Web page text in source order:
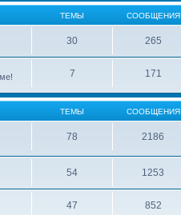
ТЕМЫ СООБЩЕНИЯ
30 265
7 171
ТЕМЫ СООБЩЕНИЯ
78 2186
54 1253
47 852